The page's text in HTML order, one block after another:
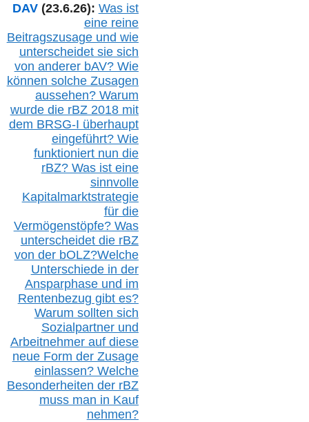
DAV (23.6.26): Was ist
eine reine
Beitragszusage und wie
unterscheidet sie sich
von anderer bAV? Wie
können solche Zusagen
aussehen? Warum
wurde die rBZ2018 mit
dem BRSG-I überhaupt
eingeführt? Wie
funktioniert nun die
rBZ? Was ist eine
sinnvolle
Kapitalmarktstrategie
für die
Vermögenstöpfe? Was
unterscheidet die rBZ
von der bOLZ?Welche
Unterschiede in der
Ansparphase und im
Rentenbezug gibt es?
Warum sollten sich
Sozialpartner und
Arbeitnehmer auf diese
neue Form der Zusage
einlassen? Welche
Besonderheiten der rBZ
muss man in Kauf
nehmen?